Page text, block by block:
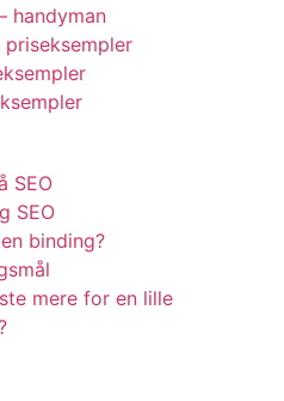
handyman
priseksempler
SEO
SEO
binding?
mere for en lille